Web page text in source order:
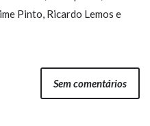
Pinto, Ricardo Lemos e
Sem comentários